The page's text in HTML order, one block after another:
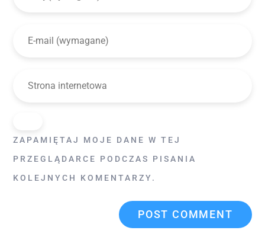
ZAPAMIĘTAJ MOJE DANE W TEJ
PRZEGLĄDARCE PODCZAS PISANIA
KOLEJNYCH KOMENTARZY.